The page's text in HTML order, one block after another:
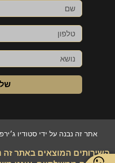
שם
טלפון
אתר זה נבנה על ידי סטודיו
השירותים המוצאים באתר זה